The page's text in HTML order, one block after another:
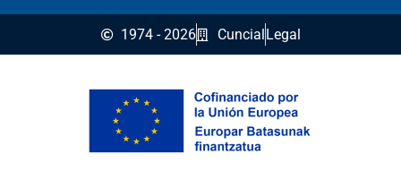
1974 - 2026 CuncialLegal